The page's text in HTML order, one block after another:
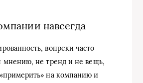
навсегда
вопреки часто
мнению, не тренд и не вещь,
на компанию и